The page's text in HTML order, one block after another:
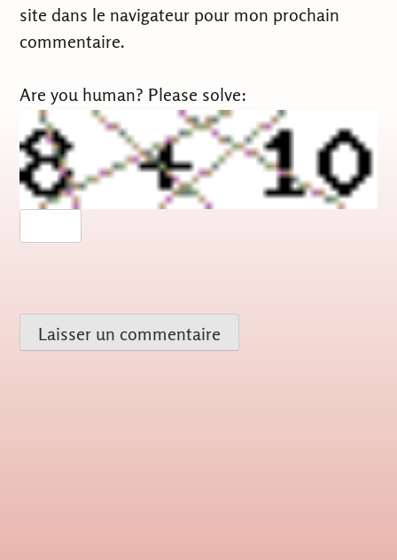
site dans le navigateur pour mon prochain
commentaire.
Are you human? Please solve: